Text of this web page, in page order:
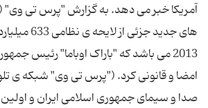
های جدید جزئی
2013 می باشد که "باراک اوباما" رئیس
امضا و قانونی کرد. ("پرس تی وی" شبکه ی
صدا و سیمای جمهوری اسلامی ایران و